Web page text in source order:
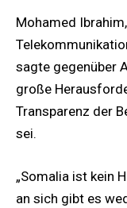
Mohamed
sagte gegenüber
große
Transparenz der
sei.
„Somalia ist kein
an sich gibt es